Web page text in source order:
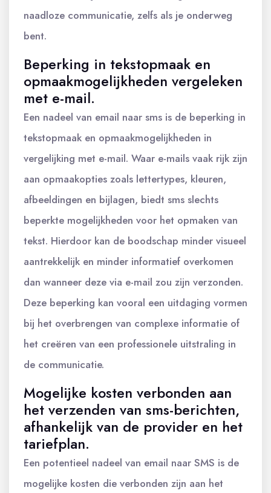
naadloze communicatie, zelfs als je onderweg
bent.
Beperking in tekstopmaak en
opmaakmogelijkheden vergeleken
met e-mail.
Een nadeel van email naar sms is de beperking in
tekstopmaak en opmaakmogelijkheden in
vergelijking met e-mail. Waar e-mails vaak rijk zijn
aan opmaakopties zoals lettertypes, kleuren,
afbeeldingen en bijlagen, biedt sms slechts
beperkte mogelijkheden voor het opmaken van
tekst. Hierdoor kan de boodschap minder visueel
aantrekkelijk en minder informatief overkomen
dan wanneer deze via e-mail zou zijn verzonden.
Deze beperking kan vooral een uitdaging vormen
bij het overbrengen van complexe informatie of
het creëren van een professionele uitstraling in
de communicatie.
Mogelijke kosten verbonden aan
het verzenden van sms-berichten,
afhankelijk van de provider en het
tariefplan.
Een potentieel nadeel van email naar SMS is de
mogelijke kosten die verbonden zijn aan het